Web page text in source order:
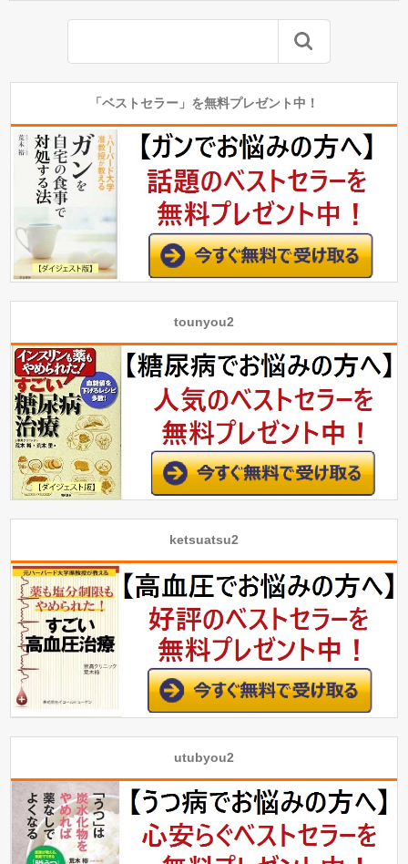
「ベストセラー」を無料プレゼント中！
tounyou2
ketsuatsu2
utubyou2